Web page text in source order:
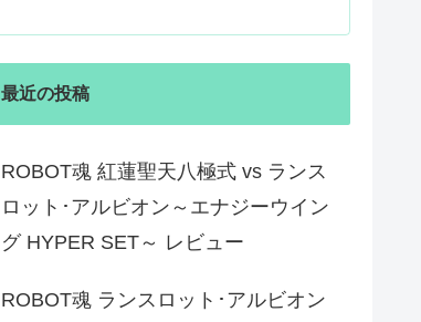
最近の投稿
ROBOT魂 紅蓮聖天八極式 vs ランス
ロット･アルビオン～エナジーウイン
グ HYPER SET～ レビュー
ROBOT魂 ランスロット･アルビオン